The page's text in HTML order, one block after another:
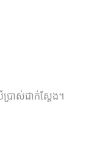
ប្រាស់​ជាក់ស្តែង។